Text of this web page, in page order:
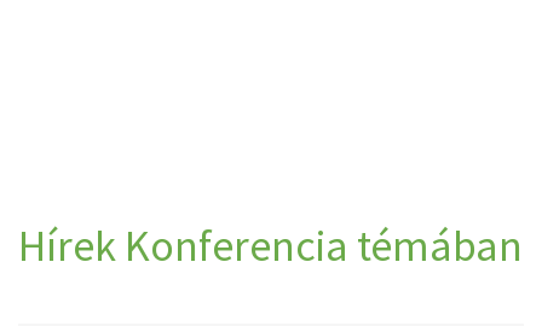
Hírek Konferencia témában